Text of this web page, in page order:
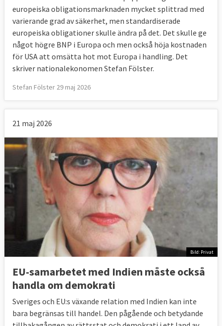
europeiska obligationsmarknaden mycket splittrad med
varierande grad av säkerhet, men standardiserade
europeiska obligationer skulle ändra på det. Det skulle ge
något högre BNP i Europa och men också höja kostnaden
för USA att omsätta hot mot Europa i handling. Det
skriver nationalekonomen Stefan Fölster.
Stefan Fölster 29 maj 2026
21 maj 2026
Bild: Privat
EU-samarbetet med Indien måste också
handla om demokrati
Sveriges och EU:s växande relation med Indien kan inte
bara begränsas till handel. Den pågående och betydande